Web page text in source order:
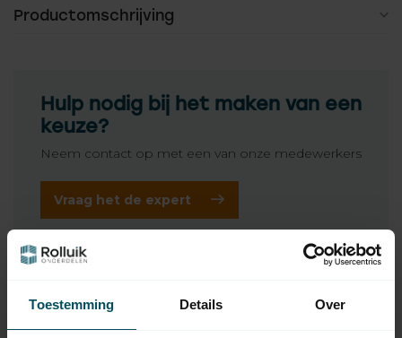
Toestemming Details Over
Productomschrijving
Hulp nodig bij het maken van een
keuze?
Neem contact op met een van onze medewerkers
Vraag het de expert
SELVE
Selve Eco, type 2